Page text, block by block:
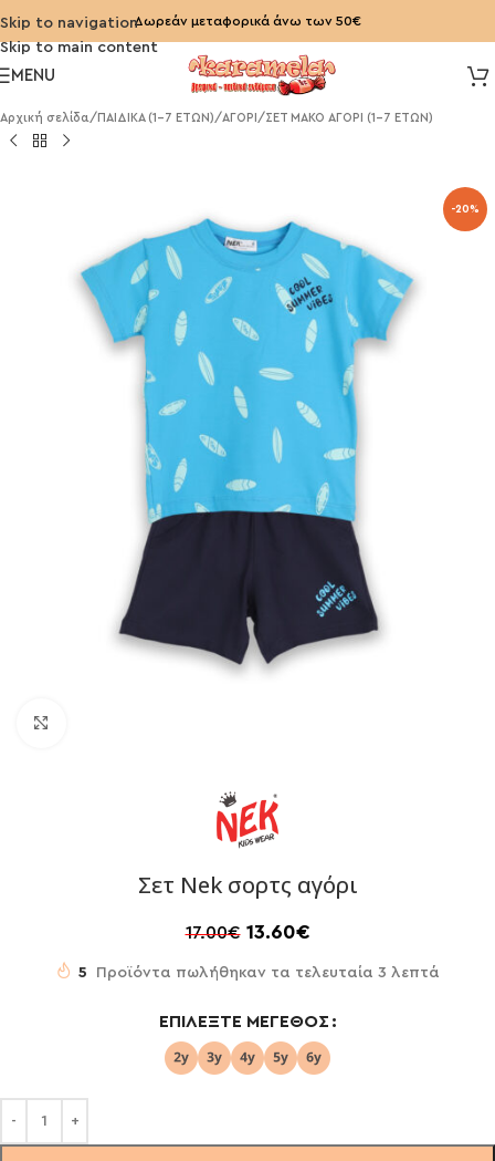
Skip to navigation
Skip to main content
Δωρεάν μεταφορικά άνω των 50€
MENU
Αρχική σελίδα/ ΠΑΙΔΙΚΑ (1-7 ΕΤΩΝ)/ΑΓΟΡΙ /ΣΕΤ ΜΑΚΟ ΑΓΟΡΙ (1-7 ΕΤΩΝ)
-20%
Σετ Nek σορτς αγόρι
17.00€ 13.60€
5 Προϊόντα πωλήθηκαν τα τελευταία 3 λεπτά
ΕΠΙΛΈΞΤΕ ΜΈΓΕΘΟΣ